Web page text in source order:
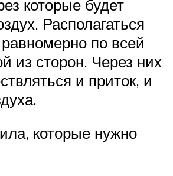
которые будет
Располагаться
по всей
из сторон. Через них
и приток, и
которые нужно